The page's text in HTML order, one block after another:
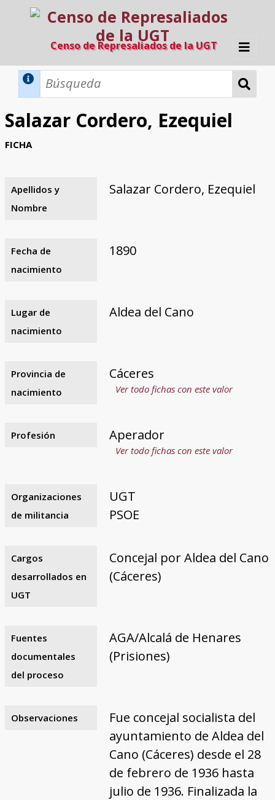
Censo de Represaliados de la UGT
Inicio
Búsqueda Dinámica
Búsqueda Avanzada
Razones y objetivos
El equipo
Colaboradores
Fuentes documentales
Salazar Cordero, Ezequiel
FICHA
Apellidos y
Nombre
Salazar Cordero, Ezequiel
Fecha de
nacimiento
1890
Lugar de
nacimiento
Aldea del Cano
Provincia de
nacimiento
Cáceres
Ver todo fichas con este valor
Profesión Aperador
Ver todo fichas con este valor
Organizaciones
de militancia
UGT
PSOE
Cargos
desarrollados en
UGT
Concejal por Aldea del Cano
(Cáceres)
Fuentes
documentales
del proceso
AGA/Alcalá de Henares
(Prisiones)
Observaciones
Fue concejal socialista del
ayuntamiento de Aldea del
Cano (Cáceres) desde el 28
de febrero de 1936 hasta
julio de 1936. Finalizada la